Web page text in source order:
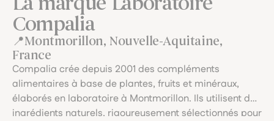
Compalia
Montmorillon, Nouvelle-Aquitaine,
France
Compalia crée depuis 2001 des compléments
alimentaires à base de plantes, fruits et minéraux,
élaborés en laboratoire à Montmorillon. Ils utilisent des
ingrédients naturels, rigoureusement sélectionnés pour